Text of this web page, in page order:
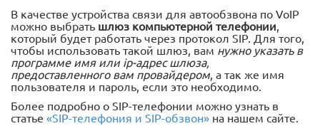
В качестве устройства связи для автообзвона по VoIP
можно выбрать шлюз компьютерной телефонии,
который будет работать через протокол SIP. Для того,
чтобы использовать такой шлюз, вам нужно указать в
программе имя или ip-адрес шлюза,
предоставленного вам провайдером, а так же имя
пользователя и пароль, если это необходимо.
Более подробно о SIP-телефонии можно узнать в
статье «SIP-телефония и SIP-обзвон» на нашем сайте.